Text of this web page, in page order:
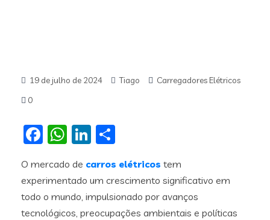
19 de julho de 2024 Tiago
Carregadores Elétricos
0
Facebook
WhatsApp
LinkedIn
O mercado de carros elétricos tem
experimentado um crescimento significativo em
todo o mundo, impulsionado por avanços
tecnológicos, preocupações ambientais e políticas